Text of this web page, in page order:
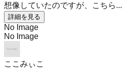
想像していたのですが、こちら...
詳細を見る
No Image
No Image
ここみぃこ